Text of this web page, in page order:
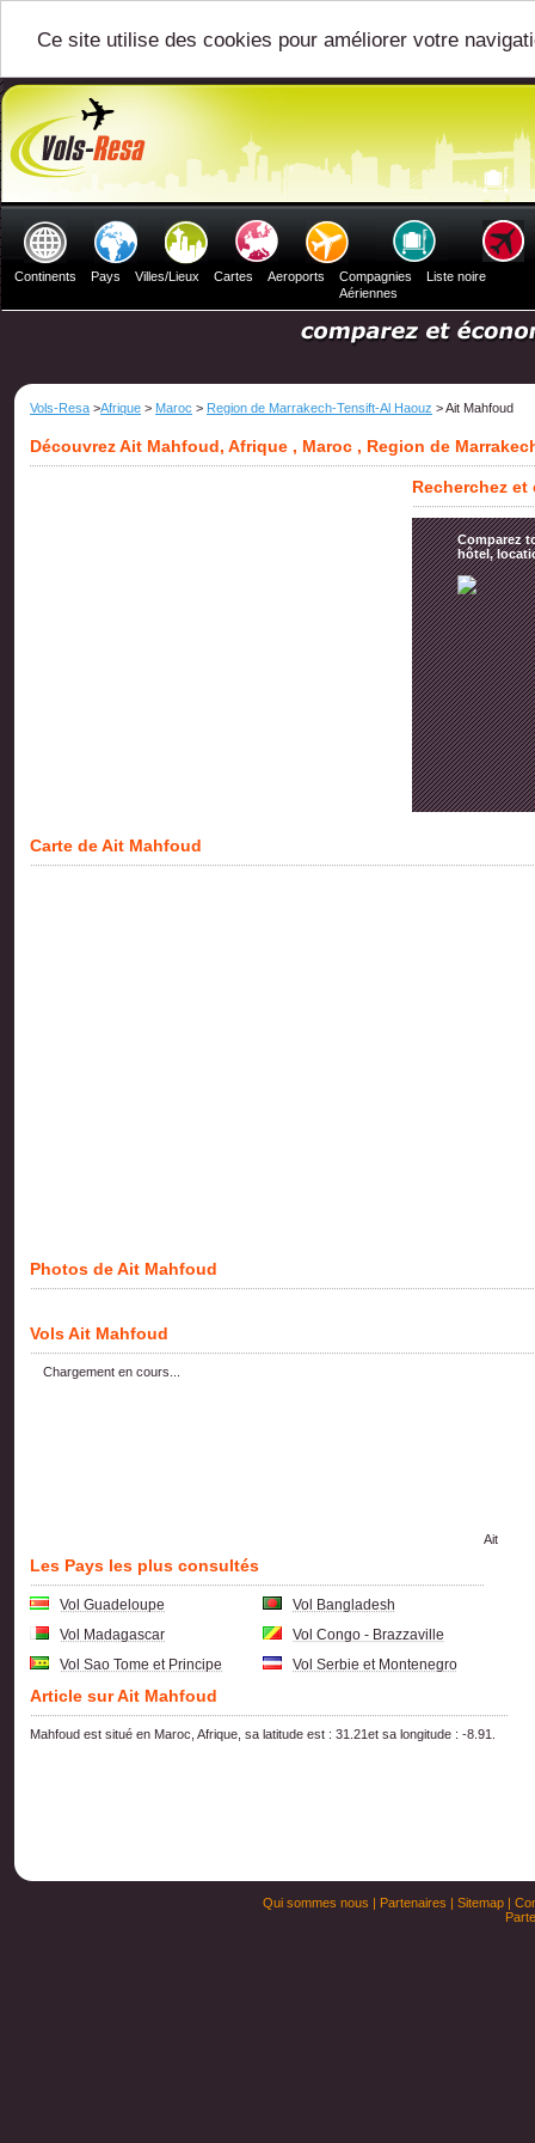
Ce site utilise des cookies pour améliorer votre
Continents Pays Villes/Lieux Cartes Aeroports
Compagnies
Aériennes
Liste noire
Vols-Resa >Afrique > Maroc > Region de Marrakech-Tensift-Al Haouz > Ait Mahfoud
Découvrez Ait Mahfoud, Afrique , Maroc , Region de
Recherchez
Comparez
hôtel,
Carte de Ait Mahfoud
Photos de Ait Mahfoud
Vols Ait Mahfoud
Chargement en cours...
Les Pays les plus consultés
Vol Guadeloupe
Vol Bangladesh
Vol Madagascar
Vol Congo - Brazzaville
Vol Sao Tome et Principe
Vol Serbie et Montenegro
Article sur Ait Mahfoud
Ait
Mahfoud est situé en Maroc, Afrique, sa latitude est : 31.21et sa longitude : -8.91.
Qui sommes nous | Partenaires | Sitemap|